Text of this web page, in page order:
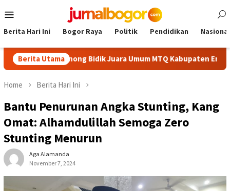
to
Menu
Berita Hari Ini Bogor Raya Politik Pendidikan Nasional
Berita Utama
Cibinong Bidik Juara Umum MTQ Kabupaten Empat Kali
Home Berita Hari Ini
Bantu Penurunan Angka Stunting, Kang
Omat: Alhamdulillah Semoga Zero
Stunting Menurun
Aga Alamanda
November 7, 2024